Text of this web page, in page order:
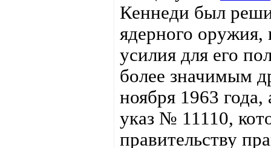
Кеннеди был
ядерного оружия,
усилия для его
более значимым
ноября 1963
указ № 11110,
правительству